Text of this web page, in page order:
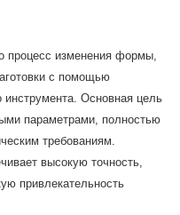
процесс изменения формы,
с помощью
инструмента. Основная цель
параметрами, полностью
требованиям.
высокую точность,
привлекательность